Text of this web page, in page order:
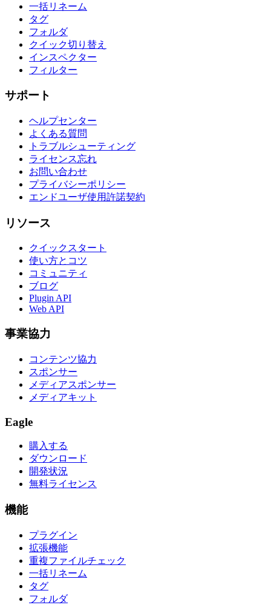
一括リネーム
タグ
フォルダ
クイック切り替え
インスペクター
フィルター
サポート
ヘルプセンター
よくある質問
トラブルシューティング
ライセンス忘れ
お問い合わせ
プライバシーポリシー
エンドユーザ使用許諾契約
リソース
クイックスタート
使い方とコツ
コミュニティ
ブログ
Plugin API
Web API
事業協力
コンテンツ協力
スポンサー
メディアスポンサー
メディアキット
Eagle
購入する
ダウンロード
開発状況
無料ライセンス
機能
プラグイン
拡張機能
重複ファイルチェック
一括リネーム
タグ
フォルダ